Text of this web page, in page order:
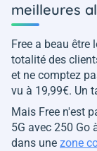
meilleures
Free a beau être
totalité des
et ne comptez
vu à 19,99€. Un
Mais Free n'est
5G avec 250 Go
dans une zone